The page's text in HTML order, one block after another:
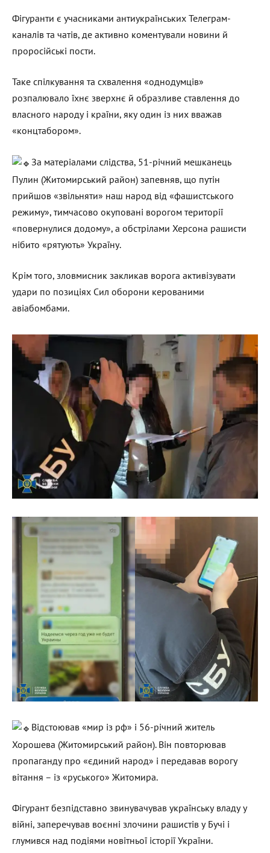
Фігуранти є учасниками антиукраїнських Телеграм-
каналів та чатів, де активно коментували новини й
проросійські пости.
Таке спілкування та схвалення «однодумців»
розпалювало їхнє зверхнє й образливе ставлення до
власного народу і країни, яку один із них вважав
«концтабором».
За матеріалами слідства, 51-річний мешканець
Пулин (Житомирський район) запевняв, що путін
прийшов «звільняти» наш народ від «фашистського
режиму», тимчасово окуповані ворогом території
«повернулися додому», а обстрілами Херсона рашисти
нібито «рятують» Україну.
Крім того, зловмисник закликав ворога активізувати
удари по позиціях Сил оборони керованими
авіабомбами.
Відстоював «мир із рф» і 56-річний житель
Хорошева (Житомирський район). Він повторював
пропаганду про «єдиний народ» і передавав ворогу
вітання – із «руського» Житомира.
Фігурант безпідставно звинувачував українську владу у
війні, заперечував воєнні злочини рашистів у Бучі і
глумився над подіями новітньої історії України.